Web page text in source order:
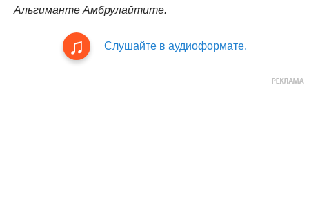
Альгиманте Амбрулайтите.
Слушайте в аудиоформате.